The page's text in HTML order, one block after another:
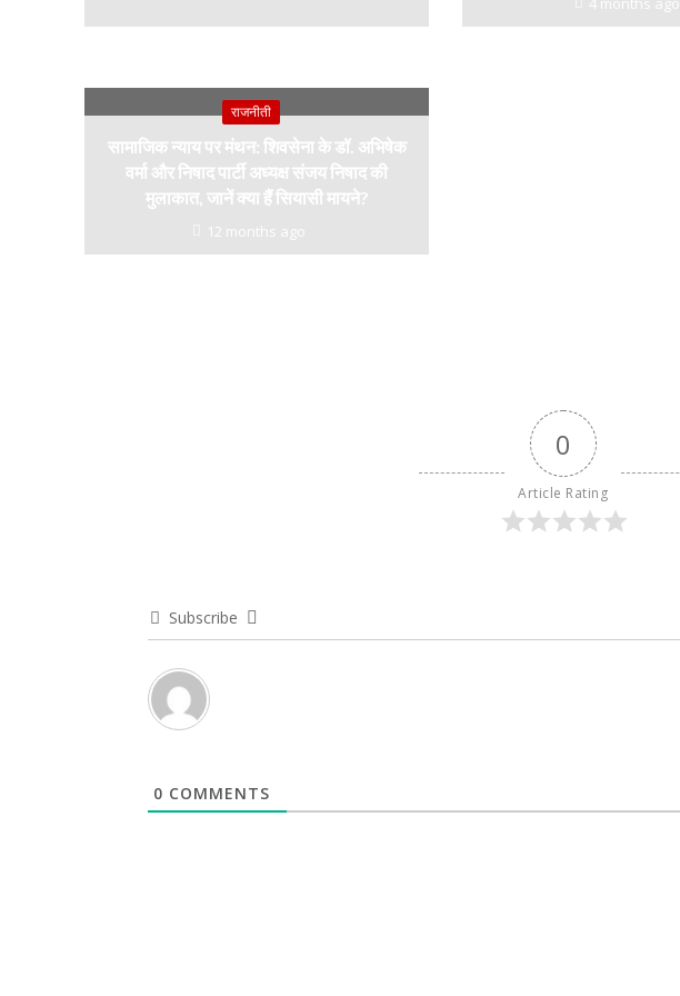
राजनीती
सामाजिक न्याय पर मंथन: शिवसेना के डॉ. अभिषेक
वर्मा और निषाद पार्टी अध्यक्ष संजय निषाद की
मुलाकात, जानें क्या हैं सियासी मायने?
12 months ago
0
Article Rating
Subscribe
0 COMMENTS